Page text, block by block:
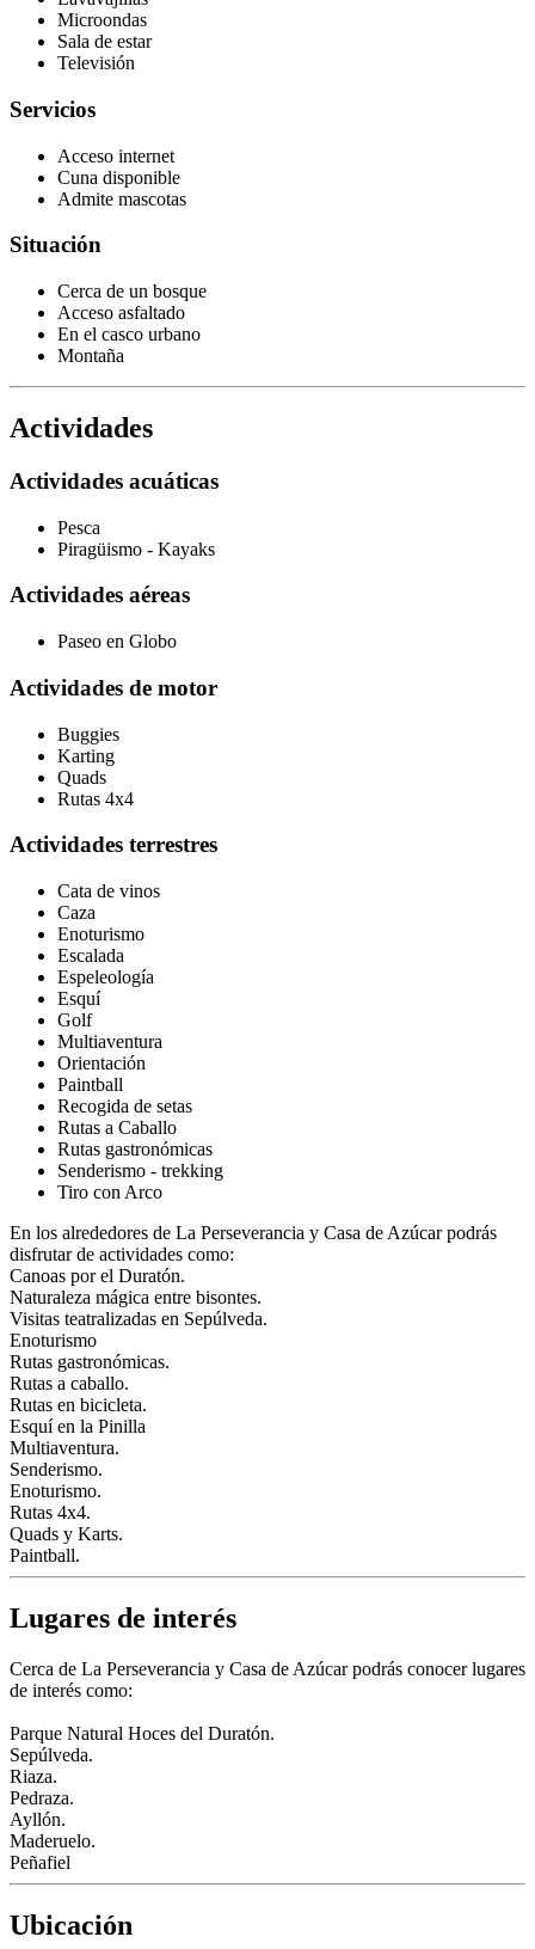
Microondas
Sala de estar
Televisión
Servicios
Acceso internet
Cuna disponible
Admite mascotas
Situación
Cerca de un bosque
Acceso asfaltado
En el casco urbano
Montaña
Actividades
Actividades acuáticas
Pesca
Piragüismo - Kayaks
Actividades aéreas
Paseo en Globo
Actividades de motor
Buggies
Karting
Quads
Rutas 4x4
Actividades terrestres
Cata de vinos
Caza
Enoturismo
Escalada
Espeleología
Esquí
Golf
Multiaventura
Orientación
Paintball
Recogida de setas
Rutas a Caballo
Rutas gastronómicas
Senderismo - trekking
Tiro con Arco
En los alrededores de La Perseverancia y Casa de Azúcar podrás
disfrutar de actividades como:
Canoas por el Duratón.
Naturaleza mágica entre bisontes.
Visitas teatralizadas en Sepúlveda.
Enoturismo
Rutas gastronómicas.
Rutas a caballo.
Rutas en bicicleta.
Esquí en la Pinilla
Multiaventura.
Senderismo.
Enoturismo.
Rutas 4x4.
Quads y Karts.
Paintball.
Lugares de interés
Cerca de La Perseverancia y Casa de Azúcar podrás conocer lugares
de interés como:
Parque Natural Hoces del Duratón.
Sepúlveda.
Riaza.
Pedraza.
Ayllón.
Maderuelo.
Peñafiel
Ubicación